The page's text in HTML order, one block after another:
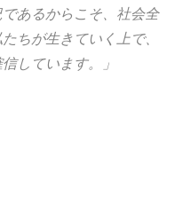
あるからこそ、社会全
ちが生きていく上で、
しています。」